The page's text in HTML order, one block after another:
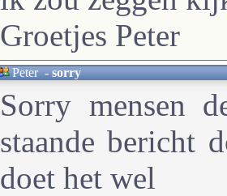
Groetjes Peter
Peter-sorry
Sorry mensen
staande bericht
doet het wel